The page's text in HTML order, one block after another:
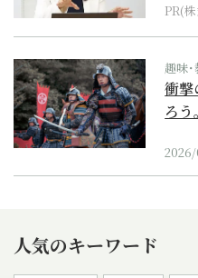
PR(
趣味･
衝撃
ろ
人気のキーワード